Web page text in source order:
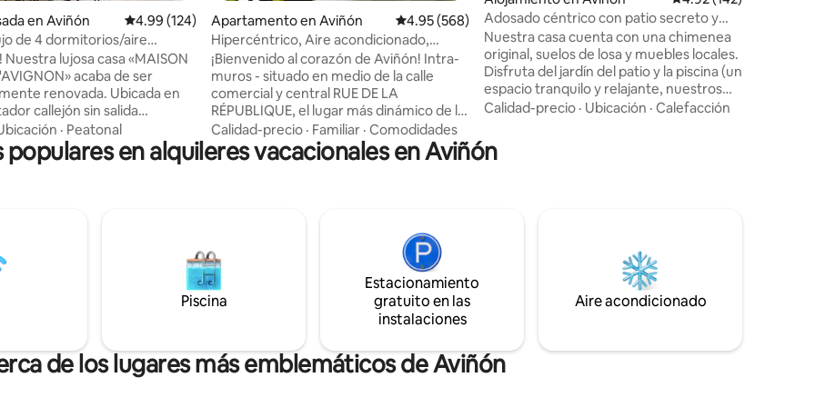
en Aviñón Calificación promedio: 4.99 de 5, 124 reseñas
4.99 (124)
de 4 dormitorios/aire
patio/Palacio de los Papas
Nuestra lujosa casa «MAISON
acaba de ser
renovada. Ubicada en
callejón sin salida
en el centro histórico, con
completo, ofrece 4
4 baños privados. El gran
3 minutos a pie. La bodega
selección de Côtes du Rhône.
ideal para explorar Aviñón y
· Peatonal
Apartamento en Aviñón Calificación promedio: 4.95 de 5, 568 reseñas
4.95 (568)
Hipercéntrico, Aire acondicionado,
Tranquilo, Ascensor, Wifi
¡Bienvenido al corazón de Aviñón! Intra-
muros - situado en medio de la calle
comercial y central RUE DE LA
RÉPUBLIQUE, el lugar más dinámico de la
ciudad, el apartamento de 40 m2 en un
hermoso hotel particular está en el
segundo piso con ascensor
Papas, Estación de tren SNCF centro,
Oficina de turismo, Aparcamiento Jean
Jaurès ¡Presente a la llegada y a la salida
para una bienvenida personalizada y
cálida!
Calidad-precio · Familiar · Comodidades
Adosado céntrico con patio secreto y
piscina
Nuestra casa cuenta con una chimenea
original, suelos de losa y muebles locales.
Disfruta del jardín del patio y la piscina (un
espacio tranquilo y relajante, nuestros
vecinos también aprecian su
restaurantes y bares están a menos de
Calidad-precio · Ubicación · Calefacción
populares en alquileres vacacionales en Aviñón
Piscina
Estacionamiento
gratuito en las
instalaciones
Aire acondicionado
de los lugares más emblemáticos de Aviñón